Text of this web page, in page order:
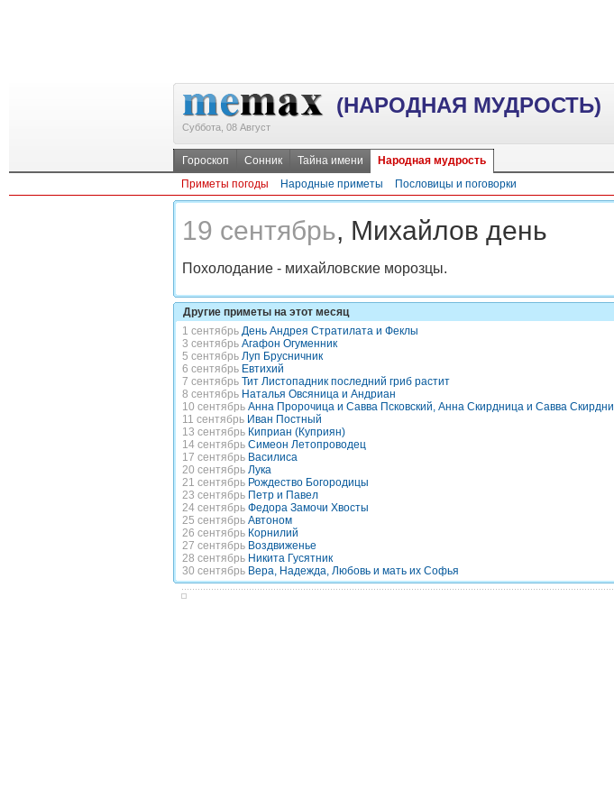
(НАРОДНАЯ МУДРОСТЬ)
Суббота, 08 Август
Гороскоп Сонник Тайна имени
Народная мудрость
Приметы погоды
Народные приметы Пословицы и поговорки
19 сентябрь, Михайлов день
Похолодание - михайловские морозцы.
Другие приметы на этот месяц
1 сентябрь День Андрея Стратилата и Феклы
3 сентябрь Агафон Огуменник
5 сентябрь Луп Брусничник
6 сентябрь Евтихий
7 сентябрь Тит Листопадник последний гриб растит
8 сентябрь Наталья Овсяница и Андриан
10 сентябрь Анна Пророчица и Савва Псковский, Анна Скирдница и Савва Скирдни
11 сентябрь Иван Постный
13 сентябрь Киприан (Куприян)
14 сентябрь Симеон Летопроводец
17 сентябрь Василиса
20 сентябрь Лука
21 сентябрь Рождество Богородицы
23 сентябрь Петр и Павел
24 сентябрь Федора Замочи Хвосты
25 сентябрь Автоном
26 сентябрь Корнилий
27 сентябрь Воздвиженье
28 сентябрь Никита Гусятник
30 сентябрь Вера, Надежда, Любовь и мать их Софья